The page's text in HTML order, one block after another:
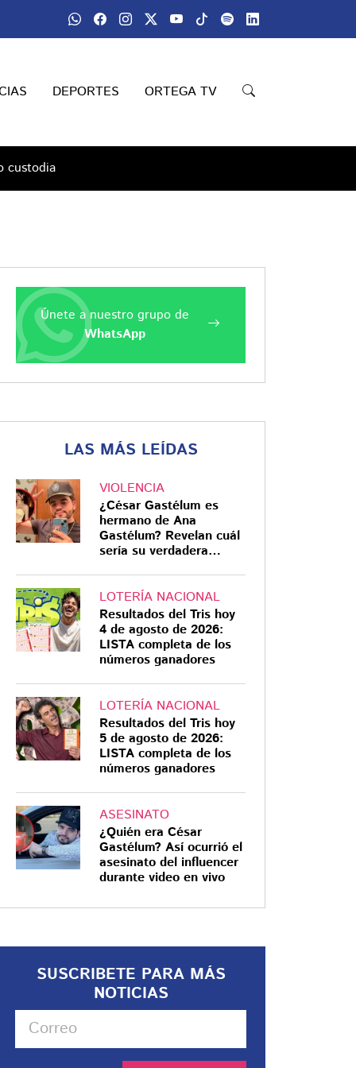
DEPORTES ORTEGA TV
custodia
Únete a nuestro grupo de
WhatsApp
LAS MÁS LEÍDAS
VIOLENCIA
¿César Gastélum es
hermano de Ana
Gastélum? Revelan cuál
sería su verdadera
LOTERÍA NACIONAL
Resultados del Tris hoy
4 de agosto de 2026:
LISTA completa de los
números ganadores
LOTERÍA NACIONAL
Resultados del Tris hoy
5 de agosto de 2026:
LISTA completa de los
números ganadores
ASESINATO
¿Quién era César
Gastélum? Así ocurrió el
asesinato del influencer
durante video en vivo
SUSCRIBETE PARA MÁS
NOTICIAS